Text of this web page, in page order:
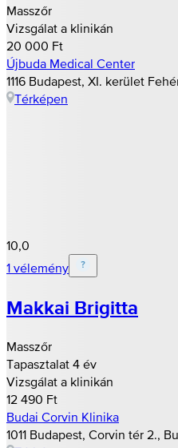
Masszőr
Vizsgálat a klinikán
20 000 Ft
Újbuda Medical Center
1116 Budapest, XI. kerület
Térképen
10,0
1 vélemény
Makkai Brigitta
Masszőr
Tapasztalat 4 év
Vizsgálat a klinikán
12 490 Ft
Budai Corvin Klinika
1011 Budapest, Corvin tér 2.,